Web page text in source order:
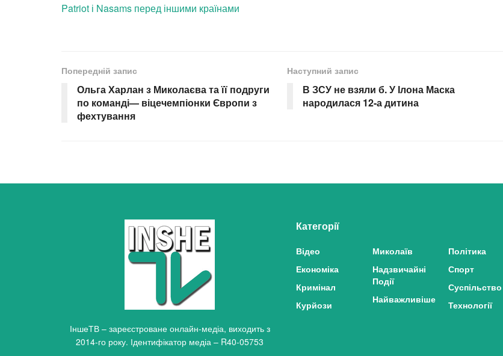
Patriot і Nasams перед іншими країнами
Попередній запис
Ольга Харлан з Миколаєва та її подруги
по команді— віцечемпіонки Європи з
фехтування
Наступний запис
В ЗСУ не взяли б. У Ілона Маска
народилася 12-а дитина
ІншеТВ – зареєстроване онлайн-медіа, виходить з
2014-го року. Ідентифікатор медіа – R40-05753
Категорії
Відео
Економіка
Кримінал
Курйози
Миколаїв
Надзвичайні
Події
Найважливіше
Політика
Спорт
Суспільство
Технології